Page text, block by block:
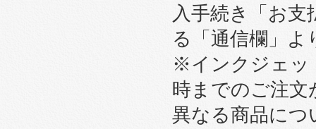
入手続き「お
る「通信欄」
※インクジェッ
時までのご注文
異なる商品につ